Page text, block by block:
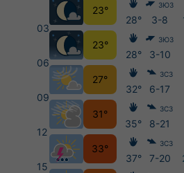
03
06
09
12
15
23°
23°
27°
31°
33°
28°
28°
32°
35°
37°
ЗЮЗ
3-8
ЗЮЗ
3-10
ЗСЗ
6-17
ЗСЗ
8-21
ЗСЗ
7-20